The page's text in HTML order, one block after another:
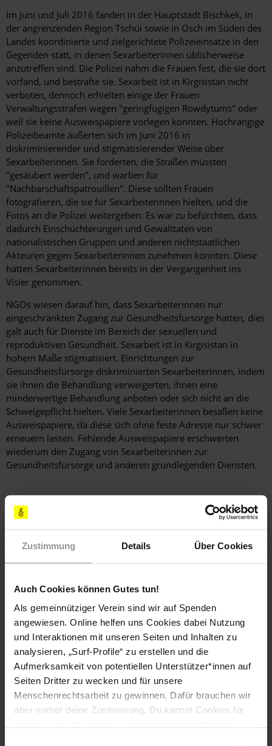
Zustimmung Details Über Cookies
Auch Cookies können Gutes tun!
Als gemeinnütziger Verein sind wir auf Spenden
angewiesen. Online helfen uns Cookies dabei Nutzung
und Interaktionen mit unseren Seiten und Inhalten zu
analysieren, „Surf-Profile“ zu erstellen und die
Aufmerksamkeit von potentiellen Unterstützer*innen auf
Seiten Dritter zu wecken und für unsere
Menschenrechtsarbeit zu gewinnen. Dafür brauchen wir
aber vorher deine Zustimmung. Du kannst Cookies für
Im Juni und Juli 2016 fanden in der Hauptstadt Bischkek, in
der angrenzenden Region Tschüi sowie in Osch im Süden des
Landes koordinierte und zielgerichtete Polizeieinsätze in den
Gegenden statt, in denen Sexarbeiterinnen üblicherweise
anzutreffen sind. Die Polizei nahm die Frauen fest, die sie dort
vorfand, und bestrafte sie. Sexarbeit ist in Kirgisistan nicht
verboten, dennoch erhielten einige der Frauen
Verwaltungsstrafen wegen "geringfügigen Rowdytums" oder
weil sie keine Ausweispapiere vorlegen konnten. Hochrangige
Polizeibeamte äußerten sich im Juni 2016 in
diskriminierender und stigmatisierender Weise über
Sexarbeiterinnen. Sie forderten, die Straßen müssten
"gesäubert werden", und warben für
"Nachbarschaftspatrouillen". Diese sollten Frauen
fotografieren, die sie für Sexarbeiterinnen hielten, und die
Fotos an die Polizei weitergeben. Es war zu befürchten, dass
dadurch Einschüchterungen und Gewalttaten von
nationalistischen Gruppen und anderen nichtstaatlichen
Akteuren gegen Sexarbeiterinnen zunehmen könnten. Diese
hatten Sexarbeiterinnen bereits in der Vergangenheit ins
Visier genommen.
NGOs wiesen darauf hin, dass Sexarbeiterinnen nur
eingeschränkten Zugang zur Gesundheitsfürsorge hatten, dies
galt auch für Dienste im Bereich der sexuellen und
reproduktiven Gesundheit. Sexarbeit ist in Kirgisistan in
hohem Maße stigmatisiert. Einrichtungen zur
Gesundheitsfürsorge diskriminierten Sexarbeiterinnen, indem
sie ihnen die Behandlung verweigerten, ihnen eine
minderwertige Behandlung anboten oder sich nicht an die
Schweigepflicht hielten. Viele Sexarbeiterinnen besaßen keine
Ausweispapiere, da diese sich ohne feste Adresse nur schwer
erneuern lassen. Fehlende Ausweispapiere erschwerten
wiederum den Zugang von Sexarbeiterinnen zur
Gesundheitsfürsorge und anderen grundlegenden Diensten.
STRAFLOSIGKEIT
Folter und andere Misshandlungen waren immer noch weit
verbreitet. Die Täter wurden nach wie vor nicht zur
hin.
Die Behörden unternahmen 2016 weiterhin keine ernsthaften
Anstrengungen, um die ethnisch motivierten
Auseinandersetzungen im Süden des Landes im Juni 2010
wirksam zu untersuchen. Dabei hatten sowohl ethnische
Kirgisen als auch ethnische Usbeken Gewalt angewandt, auf
usbekischer Seite waren jedoch mehr Tote und Verletzte und
größere Schäden zu verzeichnen. Die strafrechtliche
Verfolgung richtete sich jedoch unverhältnismäßig oft gegen
ethnische Usbeken.